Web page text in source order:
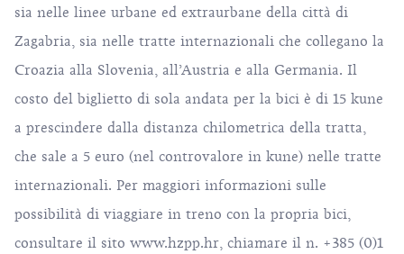
sia nelle linee urbane ed extraurbane della città di
Zagabria, sia nelle tratte internazionali che collegano la
Croazia alla Slovenia, all’Austria e alla Germania. Il
costo del biglietto di sola andata per la bici è di 15 kune
a prescindere dalla distanza chilometrica della tratta,
che sale a 5 euro (nel controvalore in kune) nelle tratte
internazionali. Per maggiori informazioni sulle
possibilità di viaggiare in treno con la propria bici,
consultare il sito www.hzpp.hr, chiamare il n. +385 (0)1